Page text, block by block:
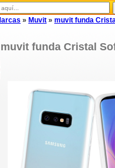
» Muvit » muvit funda
funda Cristal